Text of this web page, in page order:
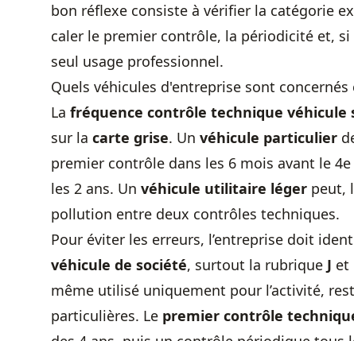
bon réflexe consiste à vérifier la catégorie
caler le premier contrôle, la périodicité et,
seul usage professionnel.
Quels véhicules d'entreprise sont
La fréquence contrôle technique véhicule
sur la carte grise. Un véhicule particulier
premier contrôle dans les 6 mois avant le
les 2 ans. Un véhicule utilitaire léger peut,
pollution entre deux contrôles techniques.
Pour éviter les erreurs, l’entreprise doit
véhicule de société, surtout la rubrique J et
même utilisé uniquement pour l’activité,
particulières. Le premier contrôle